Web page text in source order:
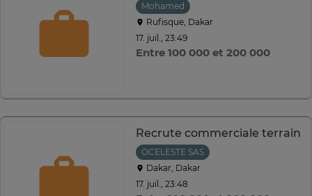
Mohamed
Rufisque, Dakar
17. juil., 23:49
Entre 100 000 et 200 000
Recrute commerciale terrain
OCELESTE SAS
Dakar, Dakar
17. juil., 23:48